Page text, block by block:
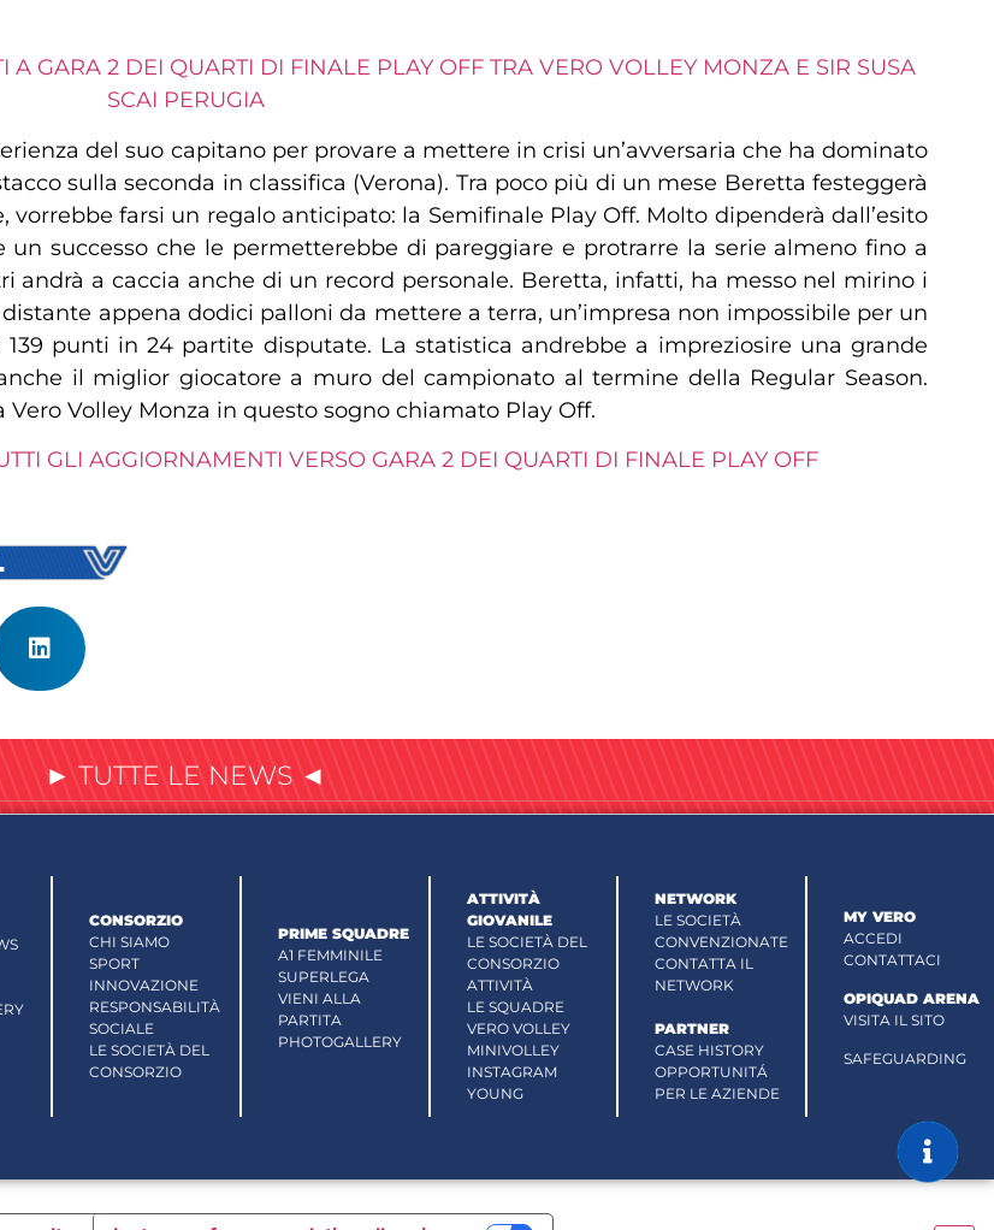
A GARA 2 DEI QUARTI DI FINALE PLAY OFF TRA VERO VOLLEY MONZA E SIR SUSA
SCAI PERUGIA
del suo capitano per provare a mettere in crisi un’avversaria che ha dominato
sulla seconda in classifica (Verona). Tra poco più di un mese Beretta festeggerà
vorrebbe farsi un regalo anticipato: la Semifinale Play Off. Molto dipenderà dall’esito
successo che le permetterebbe di pareggiare e protrarre la serie almeno fino a
andrà a caccia anche di un record personale. Beretta, infatti, ha messo nel mirino i
appena dodici palloni da mettere a terra, un’impresa non impossibile per un
punti in 24 partite disputate. La statistica andrebbe a impreziosire una grande
il miglior giocatore a muro del campionato al termine della Regular Season.
Volley Monza in questo sogno chiamato Play Off.
GLI AGGIORNAMENTI VERSO GARA 2 DEI QUARTI DI FINALE PLAY OFF
► TUTTE LE NEWS ◄
CONSORZIO
CHI SIAMO
SPORT
INNOVAZIONE
RESPONSABILITÀ
SOCIALE
LE SOCIETÀ DEL
CONSORZIO
PRIME SQUADRE
A1 FEMMINILE
SUPERLEGA
VIENI ALLA
PARTITA
PHOTOGALLERY
ATTIVITÀ
GIOVANILE
LE SOCIETÀ DEL
CONSORZIO
ATTIVITÀ
LE SQUADRE
VERO VOLLEY
MINIVOLLEY
INSTAGRAM
YOUNG
NETWORK
LE SOCIETÀ
CONVENZIONATE
CONTATTA IL
NETWORK
PARTNER
CASE HISTORY
OPPORTUNITÁ
PER LE AZIENDE
MY VERO
ACCEDI
CONTATTACI
OPIQUAD ARENA
VISITA IL SITO
SAFEGUARDING